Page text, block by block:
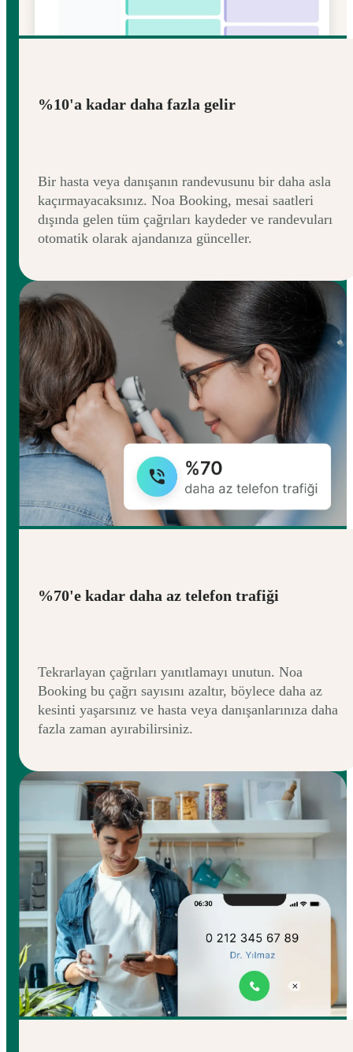
%10'a kadar daha fazla gelir
Bir hasta veya danışanın randevusunu bir daha asla
kaçırmayacaksınız. Noa Booking, mesai saatleri
dışında gelen tüm çağrıları kaydeder ve randevuları
otomatik olarak ajandanıza günceller.
%70'e kadar daha az telefon trafiği
Tekrarlayan çağrıları yanıtlamayı unutun. Noa
Booking bu çağrı sayısını azaltır, böylece daha az
kesinti yaşarsınız ve hasta veya danışanlarınıza daha
fazla zaman ayırabilirsiniz.